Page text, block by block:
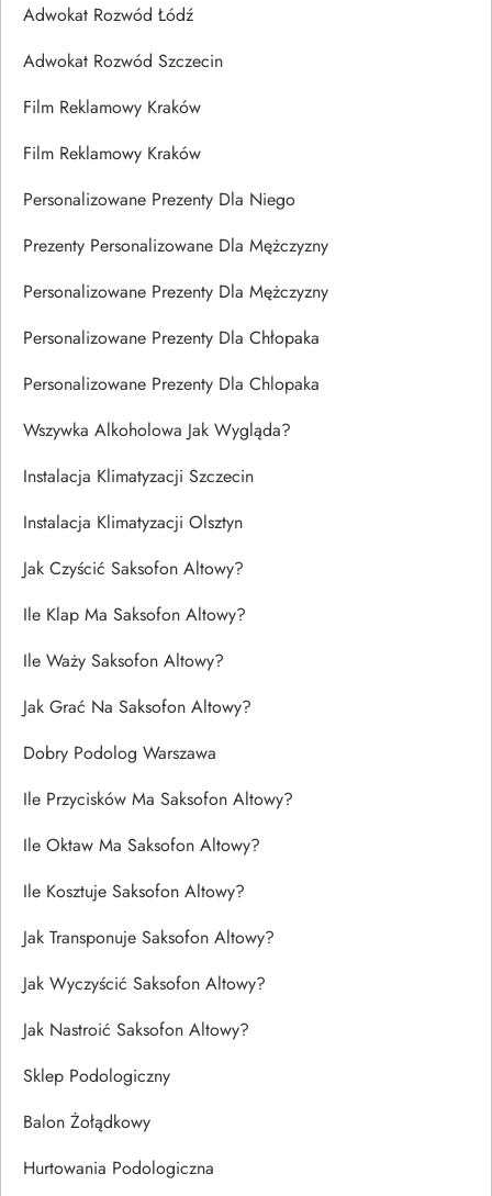
Adwokat Rozwód Łódź
Adwokat Rozwód Szczecin
Film Reklamowy Kraków
Film Reklamowy Kraków
Personalizowane Prezenty Dla Niego
Prezenty Personalizowane Dla Mężczyzny
Personalizowane Prezenty Dla Mężczyzny
Personalizowane Prezenty Dla Chłopaka
Personalizowane Prezenty Dla Chlopaka
Wszywka Alkoholowa Jak Wygląda?
Instalacja Klimatyzacji Szczecin
Instalacja Klimatyzacji Olsztyn
Jak Czyścić Saksofon Altowy?
Ile Klap Ma Saksofon Altowy?
Ile Waży Saksofon Altowy?
Jak Grać Na Saksofon Altowy?
Dobry Podolog Warszawa
Ile Przycisków Ma Saksofon Altowy?
Ile Oktaw Ma Saksofon Altowy?
Ile Kosztuje Saksofon Altowy?
Jak Transponuje Saksofon Altowy?
Jak Wyczyścić Saksofon Altowy?
Jak Nastroić Saksofon Altowy?
Sklep Podologiczny
Balon Żołądkowy
Hurtowania Podologiczna